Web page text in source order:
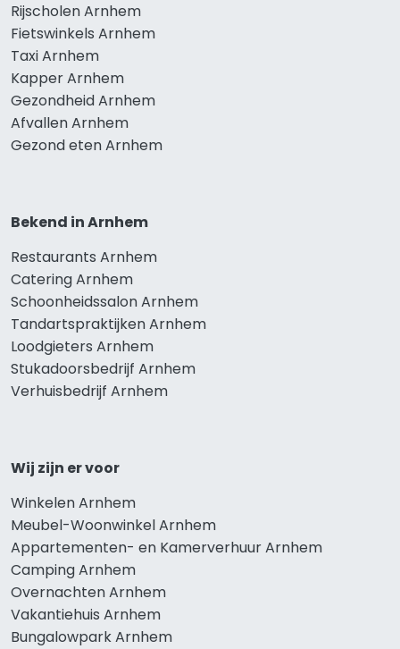
Rijscholen Arnhem
Fietswinkels Arnhem
Taxi Arnhem
Kapper Arnhem
Gezondheid Arnhem
Afvallen Arnhem
Gezond eten Arnhem
Bekend in Arnhem
Restaurants Arnhem
Catering Arnhem
Schoonheidssalon Arnhem
Tandartspraktijken Arnhem
Loodgieters Arnhem
Stukadoorsbedrijf Arnhem
Verhuisbedrijf Arnhem
Wij zijn er voor
Winkelen Arnhem
Meubel-Woonwinkel Arnhem
Appartementen- en Kamerverhuur Arnhem
Camping Arnhem
Overnachten Arnhem
Vakantiehuis Arnhem
Bungalowpark Arnhem